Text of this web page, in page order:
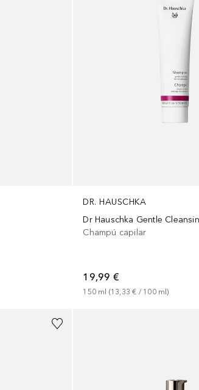
DR. HAUSCHKA
Dr Hauschka Gentle
Champú capilar
19,99 €
150 ml (13,33 € / 100 ml)